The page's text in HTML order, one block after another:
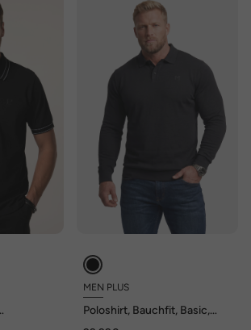
MEN PLUS
Poloshirt, Bauchfit, Basic,